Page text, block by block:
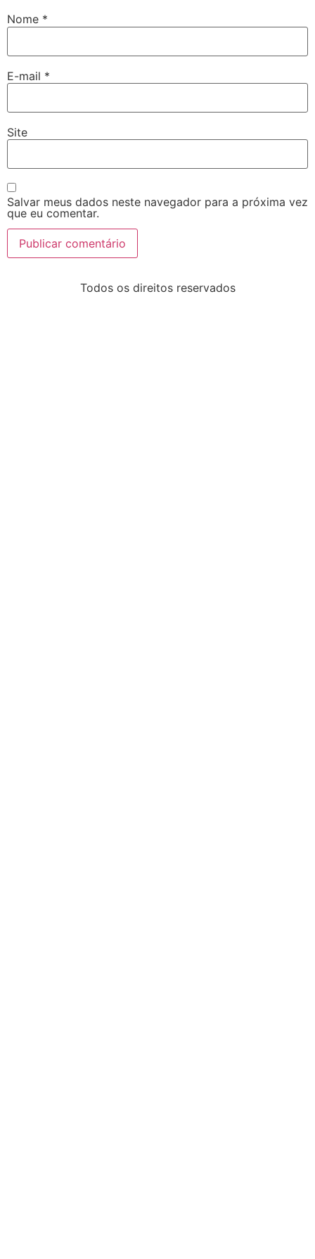
Nome *
E-mail *
Site
Salvar meus dados neste navegador para a próxima vez
que eu comentar.
Todos os direitos reservados